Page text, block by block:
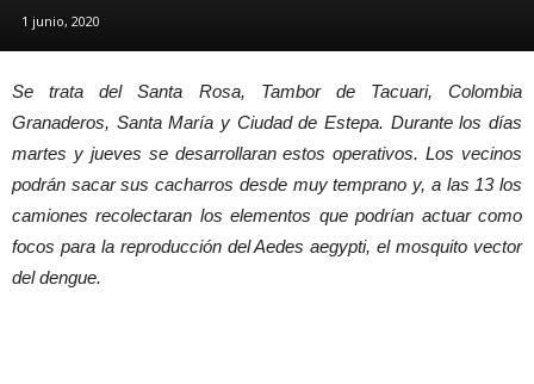
1 junio, 2020
Se trata del Santa Rosa, Tambor de Tacuari, Colombia
Granaderos, Santa María y Ciudad de Estepa. Durante los días
martes y jueves se desarrollaran estos operativos. Los vecinos
podrán sacar sus cacharros desde muy temprano y, ‪a las 13‬ los
camiones recolectaran los elementos que podrían actuar como
focos para la reproducción del Aedes aegypti, el mosquito vector
del dengue.